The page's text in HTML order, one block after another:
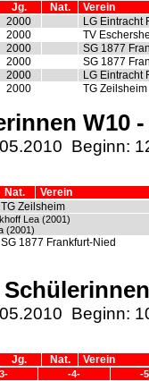
Jg. Nat.
Verein
2000
LG Eintracht
2000
TV
2000
SG 1877
2000
SG 1877
2000
LG Eintracht
2000 TG Zeilsheim
W10
Beginn:
Nat.
Verein
TG Zeilsheim
Lea (2001)
(2001)
SG 1877 Frankfurt-Nied
Beginn:
Jg. Nat. Verein
-4- -